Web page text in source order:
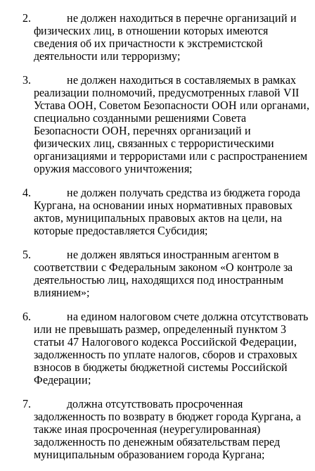
не должен находиться в перечне организаций и
физических лиц, в отношении которых имеются
сведения об их причастности к экстремистской
деятельности или терроризму;
не должен находиться в составляемых в рамках
реализации полномочий, предусмотренных главой VII
Устава ООН, Советом Безопасности ООН или органами,
специально созданными решениями Совета
Безопасности ООН, перечнях организаций и
физических лиц, связанных с террористическими
организациями и террористами или с распространением
оружия массового уничтожения;
не должен получать средства из бюджета города
Кургана, на основании иных нормативных правовых
актов, муниципальных правовых актов на цели, на
которые предоставляется Субсидия;
не должен являться иностранным агентом в
соответствии с Федеральным законом «О контроле за
деятельностью лиц, находящихся под иностранным
влиянием»;
на едином налоговом счете должна отсутствовать
или не превышать размер, определенный пунктом 3
статьи 47 Налогового кодекса Российской Федерации,
задолженность по уплате налогов, сборов и страховых
взносов в бюджеты бюджетной системы Российской
Федерации;
должна отсутствовать просроченная
задолженность по возврату в бюджет города Кургана, а
также иная просроченная (неурегулированная)
задолженность по денежным обязательствам перед
муниципальным образованием города Кургана;